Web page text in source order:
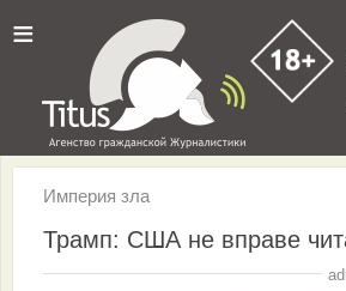
≡
Империя зла
Трамп: США не вправе